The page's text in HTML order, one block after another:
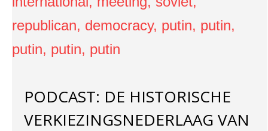
DOWNLOADS
PODCASTS
LUCHTKWALITEIT
PODCAST: DE HISTORISCHE
VERKIEZINGSNEDERLAAG VAN